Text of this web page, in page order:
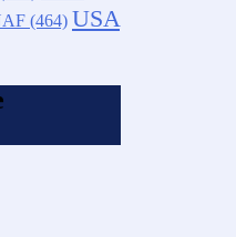
(464) USA